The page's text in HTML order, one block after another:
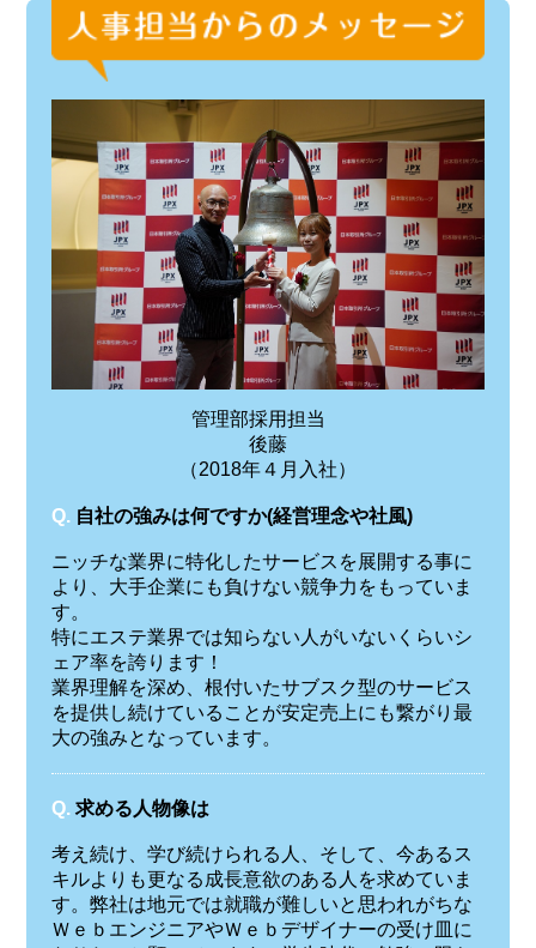
管理部採用担当
後藤
（2018年４月入社）
Q. 自社の強みは何ですか(経営理念や社風)
ニッチな業界に特化したサービスを展開する事に
より、大手企業にも負けない競争力をもっていま
す。
特にエステ業界では知らない人がいないくらいシ
ェア率を誇ります！
業界理解を深め、根付いたサブスク型のサービス
を提供し続けていることが安定売上にも繋がり最
大の強みとなっています。
Q. 求める人物像は
考え続け、学び続けられる人、そして、今あるス
キルよりも更なる成長意欲のある人を求めていま
す。弊社は地元では就職が難しいと思われがちな
ＷｅｂエンジニアやＷｅｂデザイナーの受け皿に